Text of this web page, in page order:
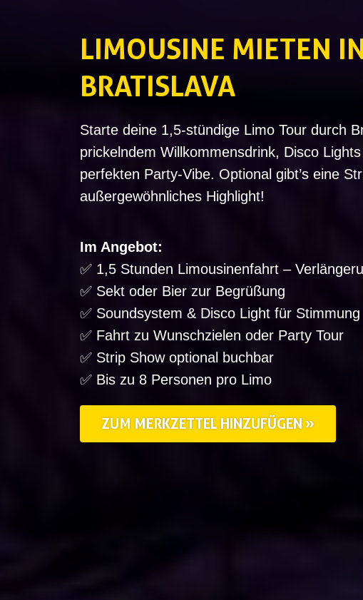
LIMOUSINE MIETEN
BRATISLAVA
Starte deine 1,5-stündige Limo Tour durch
prickelndem Willkommensdrink, Disco
perfekten Party-Vibe. Optional gibt’s eine
außergewöhnliches Highlight!
Im Angebot:
✅ 1,5 Stunden Limousinenfahrt –
✅ Sekt oder Bier zur Begrüßung
✅ Soundsystem & Disco Light für Stimmung
✅ Fahrt zu Wunschzielen oder Party Tour
✅ Strip Show optional buchbar
✅ Bis zu 8 Personen pro Limo
ZUM MERKZETTEL HINZUFÜGEN »